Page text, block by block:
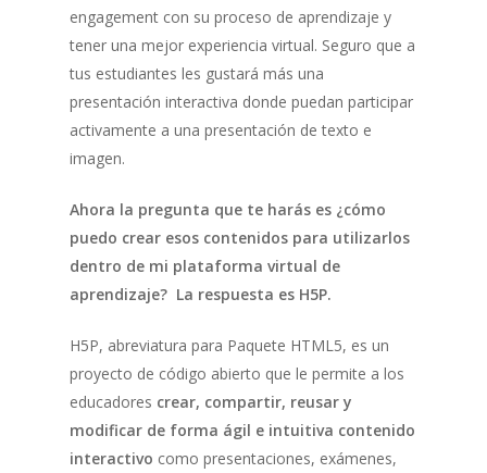
engagement con su proceso de aprendizaje y
tener una mejor experiencia virtual. Seguro que a
tus estudiantes les gustará más una
presentación interactiva donde puedan participar
activamente a una presentación de texto e
imagen.
Ahora la pregunta que te harás es ¿cómo
puedo crear esos contenidos para utilizarlos
dentro de mi plataforma virtual de
aprendizaje? La respuesta es H5P.
H5P, abreviatura para Paquete HTML5, es un
proyecto de código abierto que le permite a los
educadores crear, compartir, reusar y
modificar de forma ágil e intuitiva contenido
interactivo como presentaciones, exámenes,